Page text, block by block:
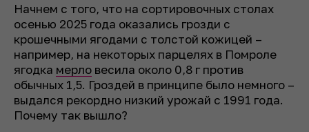
Начнем с того, что на сортировочных столах
осенью 2025 года оказались грозди с
крошечными ягодами с толстой кожицей –
например, на некоторых парцелях в Помроле
ягодка мерло весила около 0,8 г против
обычных 1,5. Гроздей в принципе было немного –
выдался рекордно низкий урожай с 1991 года.
Почему так вышло?